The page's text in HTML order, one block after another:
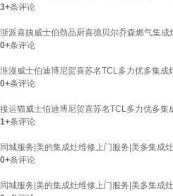
3+条评论
浙派喜姨威士伯劲品厨喜德贝尔乔森燃气集
0+条评论
淮漫威士伯迪博尼贺喜苏名TCL多力优多集成
0+条评论
接运猫威士伯迪博尼贺喜苏名TCL多力优多
1+条评论
同城服务|美的集成灶维修上门服务|美多集成
0+条评论
同城服务|美的集成灶维修上门服务|美多集成